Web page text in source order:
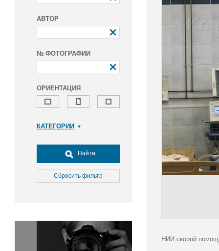
АВТОР
№ ФОТОГРАФИИ
ОРИЕНТАЦИЯ
КАТЕГОРИИ
Досуг, туризм и отдых
Культура
Медицина
Окружающая среда
Политика
Правосудие
Найти
Сбросить фильтр
НИИ скорой